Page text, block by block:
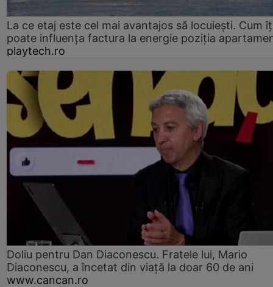
La ce etaj este cel mai avantajos să locuiești. Cum
poate influența factura la energie poziția
playtech.ro
Doliu pentru Dan Diaconescu. Fratele lui, Mario
Diaconescu, a încetat din viață la doar 60 de ani
www.cancan.ro